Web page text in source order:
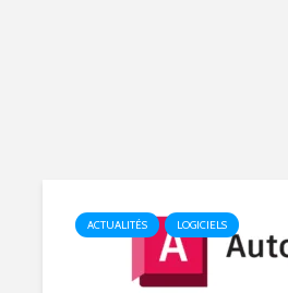
ACTUALITÉS LOGICIELS